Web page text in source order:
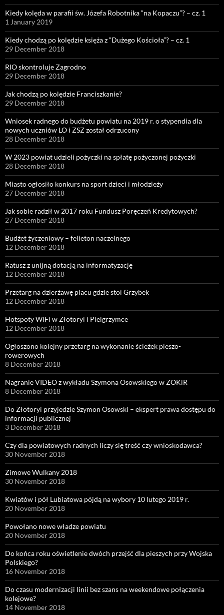
Kiedy kolęda w parafii św. Józefa Robotnika “na Kopaczu”? – cz. 1
1 January 2019
Kiedy chodzą po kolędzie księża z “Dużego Kościoła”? – cz. 1
29 December 2018
RIO skontroluje Zagrodno
29 December 2018
Jak chodzą po kolędzie Franciszkanie?
29 December 2018
Wniosek radnego do budżetu powiatu na 2019 r. o stypendia dla
nowych uczniów LO i ZSZ został odrzucony
28 December 2018
W 2023 powiat udzieli pożyczki na spłatę pożyczonej pożyczki
28 December 2018
Miasto ogłosiło konkurs na sport dzieci i młodzieży
27 December 2018
Jak sobie radził w 2017 roku Fundusz Poręczeń Kredytowych?
27 December 2018
Budżet życzeniowy – felieton naczelnego
12 December 2018
Ratusz z unijną dotacją na informatyzację
12 December 2018
Przetarg na dzierżawę placu gdzie stoi Grzybek
12 December 2018
Hotspoty WiFi w Złotoryi i Pielgrzymce
12 December 2018
Ogłoszono kolejny przetarg na wykonanie ścieżek pieszo-
rowerowych
8 December 2018
Nagranie VIDEO z wykładu Szymona Osowskiego w ZOKiR
8 December 2018
Do Złotoryi przyjedzie Szymon Osowski – ekspert prawa dostępu do
informacji publicznej
3 December 2018
Czy dla powiatowych radnych liczy się treść czy wnioskodawca?
30 November 2018
Zimowe Wulkany 2018
30 November 2018
Kwiatów i pół Lubiatowa pójdą na wybory 10 lutego 2019 r.
20 November 2018
Powołano nowe władze powiatu
20 November 2018
Do końca roku oświetlenie dwóch przejść dla pieszych przy Wojska
Polskiego?
16 November 2018
Do czasu modernizacji linii bez szans na weekendowe połączenia
kolejowe?
14 November 2018